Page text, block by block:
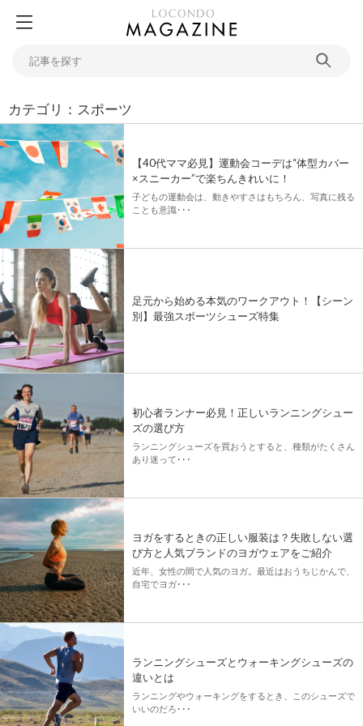
カテゴリ：スポーツ
【40代ママ必見】運動会コーデは“体型カバー
×スニーカー”で楽ちんきれいに！
子どもの運動会は、動きやすさはもちろん、写真に残る
ことも意識･･･
足元から始める本気のワークアウト！【シーン
別】最強スポーツシューズ特集
初心者ランナー必見！正しいランニングシュー
ズの選び方
ランニングシューズを買おうとすると、種類がたくさん
あり迷って･･･
ヨガをするときの正しい服装は？失敗しない選
び方と人気ブランドのヨガウェアをご紹介
近年、女性の間で人気のヨガ。最近はおうちじかんで、
自宅でヨガ･･･
ランニングシューズとウォーキングシューズの
違いとは
ランニングやウォーキングをするとき、このシューズで
いいのだろ･･･